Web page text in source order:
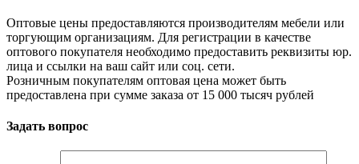
Оптовые цены предоставляются производителям мебели или
торгующим организациям. Для регистрации в качестве
оптового покупателя необходимо предоставить реквизиты юр.
лица и ссылки на ваш сайт или соц. сети.
Розничным покупателям оптовая цена может быть
предоставлена при сумме заказа от 15 000 тысяч рублей
Задать вопрос